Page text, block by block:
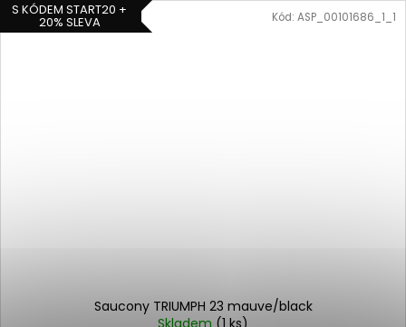
S KÓDEM START20 +
20% SLEVA
Saucony TRIUMPH 23 mauve/black
Kód: ASP_00101686_1_1